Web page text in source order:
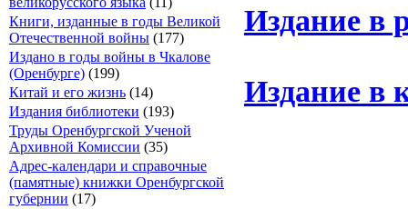
Книги, изданные в годы Великой
Отечественной войны (177)
Издано в годы войны в Чкалове
(Оренбурге) (199)
Китай и его жизнь (14)
Издания библиотеки (193)
Труды Оренбургской Ученой
Архивной Комиссии (35)
Адрес-календари и справочные
(памятные) книжки Оренбургской
губернии (17)
Издание в
Издание в